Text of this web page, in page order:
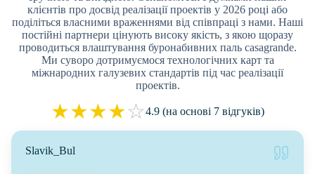
клієнтів про досвід реалізації проектів у 2026 році або
поділіться власними враженнями від співпраці з нами. Наші
постійні партнери цінують високу якість, з якою щоразу
проводиться влаштування буронабивних паль casagrande.
Ми суворо дотримуємося технологічних карт та
міжнародних галузевих стандартів під час реалізації
проектів.
★★★★☆4.9 (на основі 7 відгуків)
Slavik_Bul